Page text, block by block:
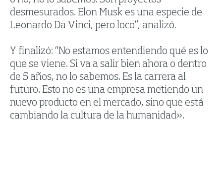
desmesurados. Elon Musk es una especie de
Leonardo Da Vinci, pero loco”, analizó.
Y finalizó: “No estamos entendiendo qué es lo
que se viene. Si va a salir bien ahora o dentro
de 5 años, no lo sabemos. Es la carrera al
futuro. Esto no es una empresa metiendo un
nuevo producto en el mercado, sino que está
cambiando la cultura de la humanidad».